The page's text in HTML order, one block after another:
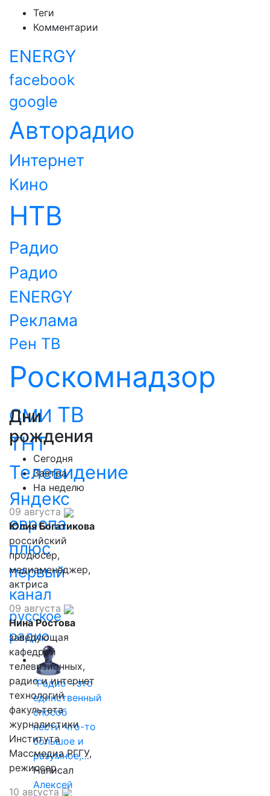
Теги
Комментарии
ENERGY
facebook
google
Авторадио
Интернет
Кино
НТВ
Радио
Радио
ENERGY
Реклама
Рен ТВ
Роскомнадзор
СМИ ТВ
ТНТ
Телевидение
Яндекс
европа
плюс
первый
канал
русское
радио
"Радио - это
единственный
способ
нести что-то
большое и
разумное,…
Написал
Алексей
Дни
рождения
Сегодня
Завтра
На неделю
09 августа
Юлия Богатикова
российский
продюсер,
медиаменеджер,
актриса
09 августа
Нина Ростова
заведующая
кафедрой
телевизионных,
радио и интернет
технологий
факультета
журналистики
Института
Массмедиа РГГУ,
режиссер.
10 августа